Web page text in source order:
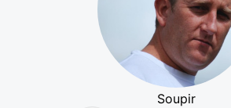
Soupir